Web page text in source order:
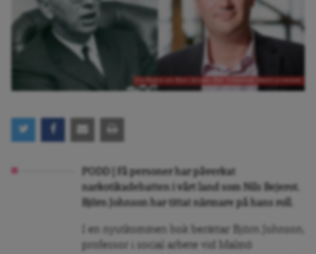
PODD | Få personer har påverkat
narkotikadebatten i vårt land som Nils Bejerot.
Björn Johnson har tittat närmare på hans roll.
I en nyutkommen bok berättar Björn Johnson,
professor i social arbete vid Malmö